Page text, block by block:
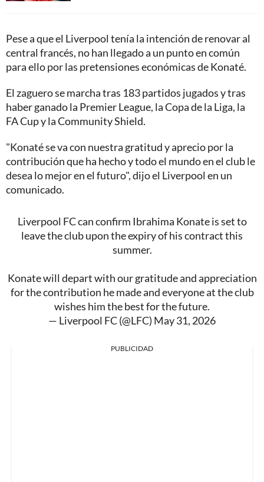
Pese a que el Liverpool tenía la intención de renovar al
central francés, no han llegado a un punto en común
para ello por las pretensiones económicas de Konaté.
El zaguero se marcha tras 183 partidos jugados y tras
haber ganado la Premier League, la Copa de la Liga, la
FA Cup y la Community Shield.
"Konaté se va con nuestra gratitud y aprecio por la
contribución que ha hecho y todo el mundo en el club le
desea lo mejor en el futuro", dijo el Liverpool en un
comunicado.
Liverpool FC can confirm Ibrahima Konate is set to
leave the club upon the expiry of his contract this
summer.
Konate will depart with our gratitude and appreciation
for the contribution he made and everyone at the club
wishes him the best for the future.
— Liverpool FC (@LFC) May 31, 2026
PUBLICIDAD